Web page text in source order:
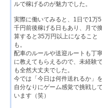
ルで稼げるのが魅力でした。
実際に働いてみると、1日で1万5
千円前後稼げる日もあり、月で換
算すると35万円以上になること
も。
配車のルールや送迎ルートも丁
に教えてもらえるので、未経験
も全然大丈夫でした。
今では「今日は何件送れるか」を
自分なりにゲーム感覚で挑戦して
います（笑）